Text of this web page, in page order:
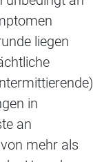
liegen
in
an
mehr als